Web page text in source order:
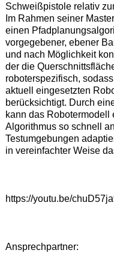
Schweißpistole relativ
Im Rahmen seiner
einen
vorgegebener, ebener
und nach Möglichkeit
der die
roboterspezifisch,
aktuell eingesetzten
berücksichtigt. Durch
kann das Robotermodell
Algorithmus so schnell
Testumgebungen
in vereinfachter Weise
https://youtu.be/
Ansprechpartner: